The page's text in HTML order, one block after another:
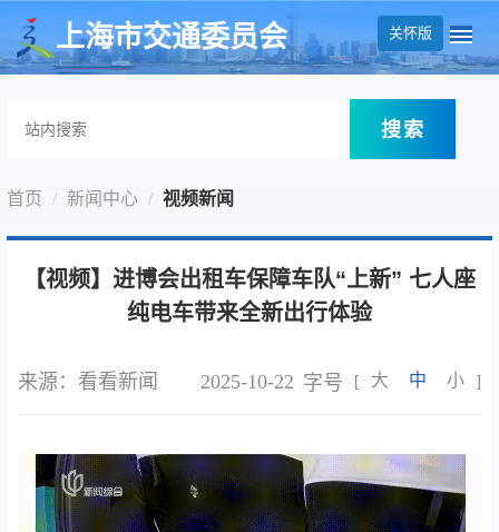
关怀版
搜索
上海市交通委员会
首页 新闻中心 视频新闻
【视频】进博会出租车保障车队“上新” 七人座
纯电车带来全新出行体验
来源：看看新闻 2025-10-22 字号 [ 大 中 小 ]